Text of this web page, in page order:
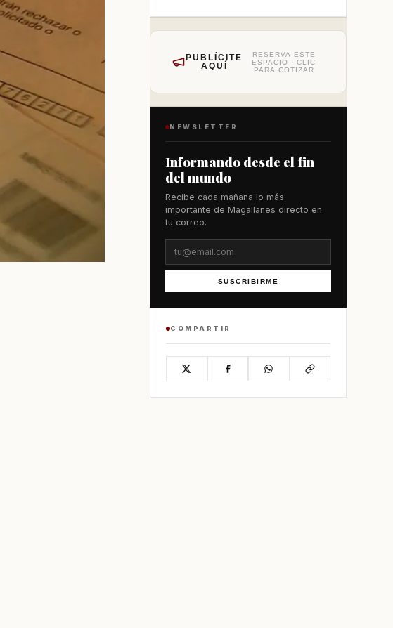
PUBLÍCITE
AQUÍ
RESERVA ESTE
ESPACIO · CLIC
PARA COTIZAR
NEWSLETTER
Informando desde el fin
del mundo
Recibe cada mañana lo más
importante de Magallanes directo en
tu correo.
SUSCRIBIRME
COMPARTIR